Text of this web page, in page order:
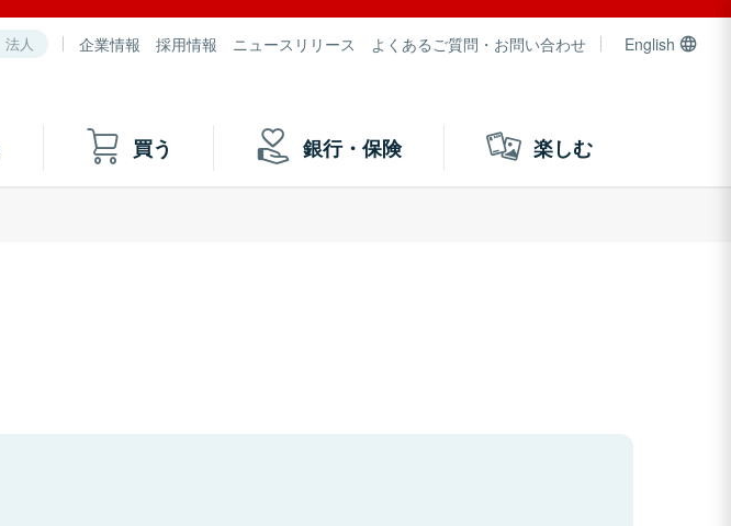
法人 企業情報 採用情報 ニュースリリース よくあるご質問・お問い合わせ English
買う 銀行・保険 楽しむ